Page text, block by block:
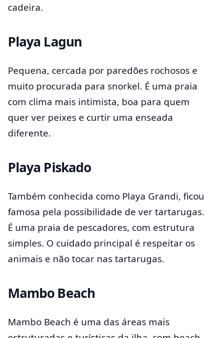
cadeira.
Playa Lagun
Pequena, cercada por paredões rochosos e
muito procurada para snorkel. É uma praia
com clima mais intimista, boa para quem
quer ver peixes e curtir uma enseada
diferente.
Playa Piskado
Também conhecida como Playa Grandi, ficou
famosa pela possibilidade de ver tartarugas.
É uma praia de pescadores, com estrutura
simples. O cuidado principal é respeitar os
animais e não tocar nas tartarugas.
Mambo Beach
Mambo Beach é uma das áreas mais